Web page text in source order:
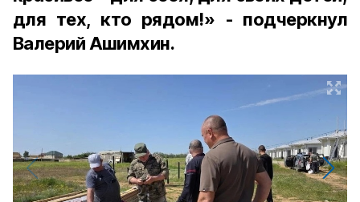
для тех, кто рядом!» - подчеркнул
Валерий Ашимхин.